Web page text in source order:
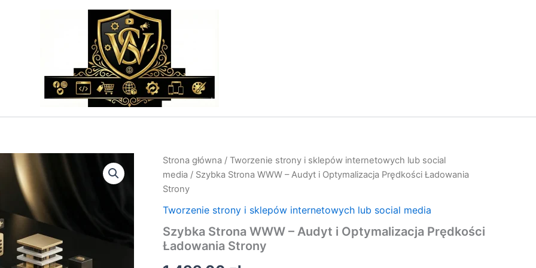
Strona główna / Tworzenie strony i sklepów internetowych lub social
media / Szybka Strona WWW – Audyt i Optymalizacja Prędkości Ładowania
Strony
Tworzenie strony i sklepów internetowych lub social media
Szybka Strona WWW – Audyt i Optymalizacja Prędkości
Ładowania Strony
ilość
Szybka
WWW
–
i
Optymalizacja
Prędkości
Ładowania